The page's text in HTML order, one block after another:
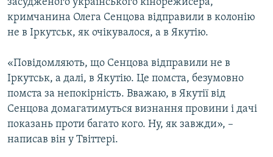
Усі сайти RFE/RL
засудженого українського кінорежисера,
кримчанина Олега Сенцова відправили в колонію
не в Іркутськ, як очікувалося, а в Якутію.
«Повідомляють, що Сенцова відправили не в
Іркутськ, а далі, в Якутію. Це помста, безумовно
помста за непокірність. Вважаю, в Якутії від
Сенцова домагатимуться визнання провини і дачі
показань проти багато кого. Ну, як завжди», –
написав він у Твіттері.